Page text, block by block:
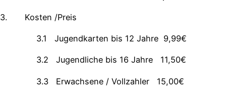
3. Kosten /Preis
3.1 Jugendkarten bis 12 Jahre 9,99€
3.2 Jugendliche bis 16 Jahre 11,50€
3.3 Erwachsene / Vollzahler 15,00€